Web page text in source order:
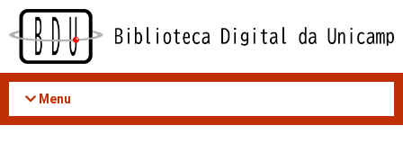
Acessar
conteúdo
Menu